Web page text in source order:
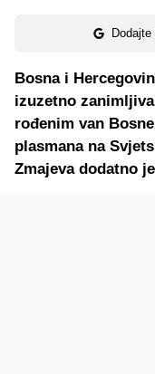
Bosna i
izuzetno
rođenim van
plasmana na
Zmajeva dodatno